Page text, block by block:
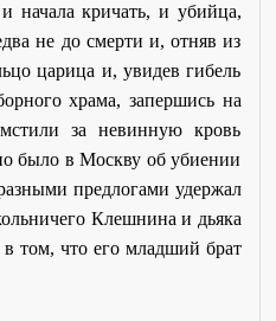
начала кричать, и убийца,
не до смерти и, отняв из
царица и, увидев гибель
храма, запершись на
за невинную кровь
было в Москву об убиении
предлогами удержал
Клешнина и дьяка
в том, что его младший брат